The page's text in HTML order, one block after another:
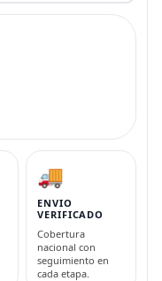
🚚
ENVIO
VERIFICADO
Cobertura
nacional con
seguimiento en
cada etapa.